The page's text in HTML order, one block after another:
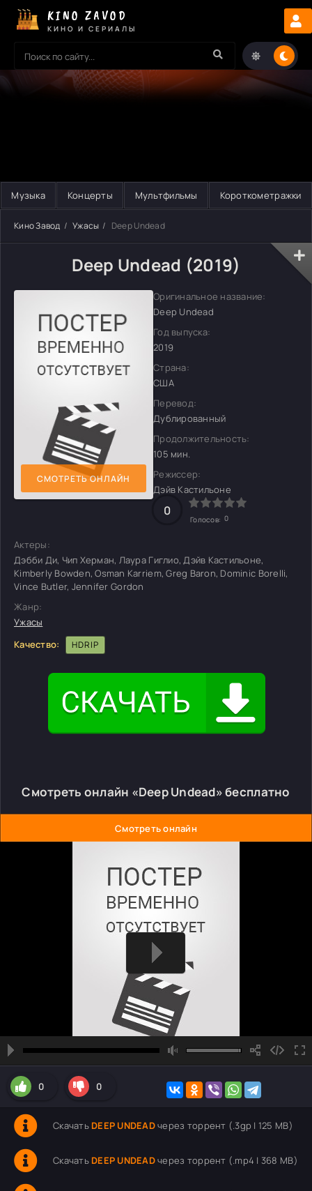
KINO ZAVOD
КИНО И СЕРИАЛЫ
Музыка Концерты Мультфильмы Короткометражки
Кино Завод Ужасы Deep Undead
Deep Undead (2019)
СМОТРЕТЬ ОНЛАЙН
Оригинальное название:
Deep Undead
Год выпуска:
2019
Страна:
США
Перевод:
Дублированный
Продолжительность:
105 мин.
Режиссер:
Дэйв Кастильоне
0
Голосов: 0
Актеры:
Дэбби Ди, Чип Херман, Лаура Гиглио, Дэйв Кастильоне,
Kimberly Bowden, Osman Karriem, Greg Baron, Dominic Borelli,
Vince Butler, Jennifer Gordon
Жанр:
Ужасы
Качество:
HDRIP
Смотреть онлайн «Deep Undead» бесплатно
Смотреть онлайн
0 0
Скачать DEEP UNDEADчерез торрент (.3gp | 125 MB)
Скачать DEEP UNDEADчерез торрент (.mp4 | 368 MB)